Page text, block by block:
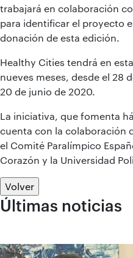
trabajará en colaboración
para identificar el proyecto
donación de esta edición.
Healthy Cities tendrá en
nueves meses, desde el 28
20 de junio de 2020.
La iniciativa, que fomenta
cuenta con la colaboración
el Comité Paralímpico
Corazón y la Universidad
Volver
Últimas noticias